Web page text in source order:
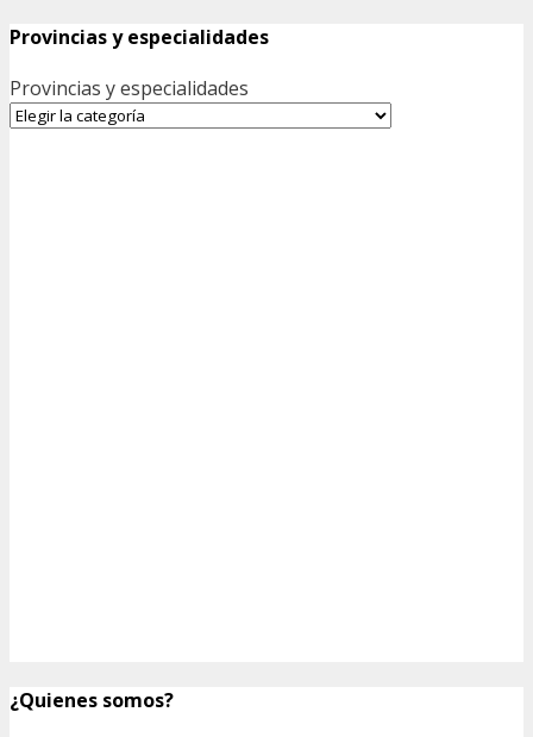
Provincias y especialidades
Provincias y especialidades
¿Quienes somos?